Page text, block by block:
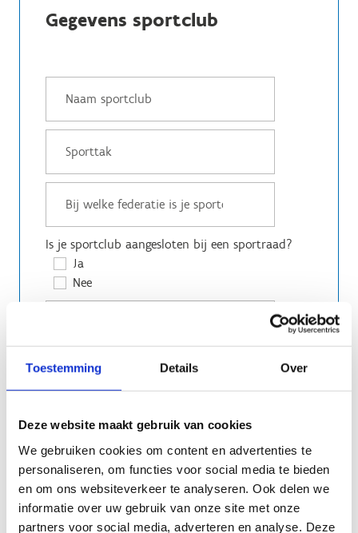
Toestemming Details Over
Deze website maakt gebruik van cookies
We gebruiken cookies om content en advertenties te
personaliseren, om functies voor social media te bieden
en om ons websiteverkeer te analyseren. Ook delen we
informatie over uw gebruik van onze site met onze
partners voor social media, adverteren en analyse. Deze
Gegevens sportclub
Is je sportclub aangesloten bij een sportraad?
Ja
Nee
Provincie
Oost-Vlaanderen
West-Vlaanderen